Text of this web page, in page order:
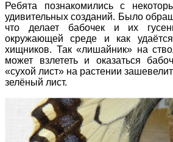
Ребята познакомились с
удивительных созданий. Было
что делает бабочек и их
окружающей среде и как
хищников. Так «лишайник» на
может взлететь и оказаться
«сухой лист» на растении
зелёный лист.